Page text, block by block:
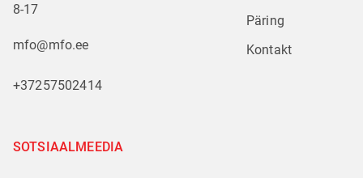
8-17
mfo@mfo.ee
+37257502414
Päring
Kontakt
SOTSIAALMEEDIA